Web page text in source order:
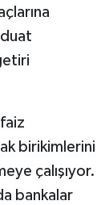
birikimlerini
çalışıyor.
bankalar